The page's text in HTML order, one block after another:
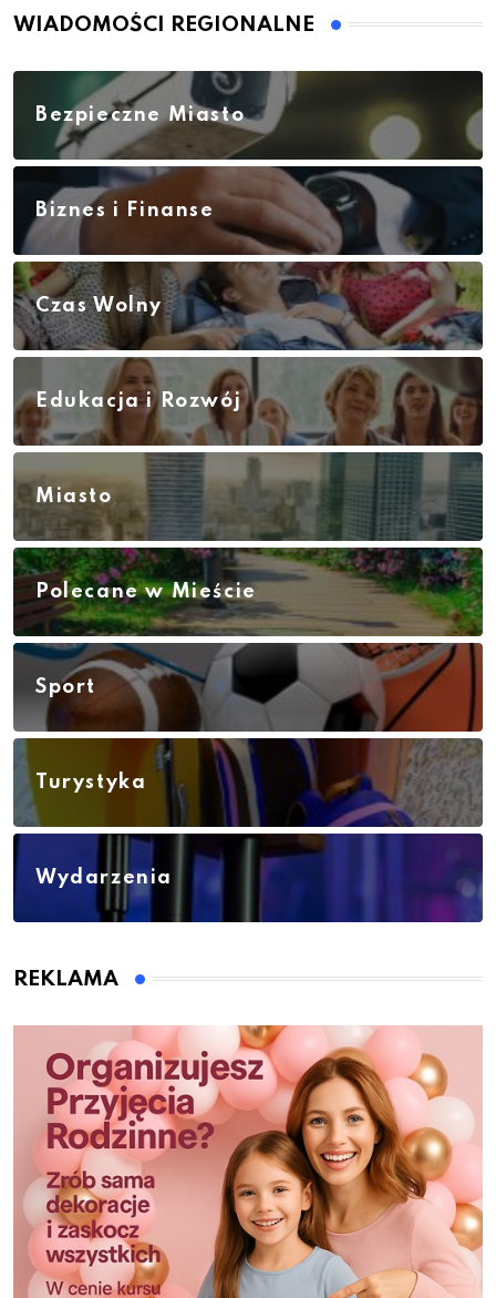
WIADOMOŚCI REGIONALNE
Bezpieczne Miasto
Biznes i Finanse
Czas Wolny
Edukacja i Rozwój
Miasto
Polecane w Mieście
Sport
Turystyka
Wydarzenia
REKLAMA